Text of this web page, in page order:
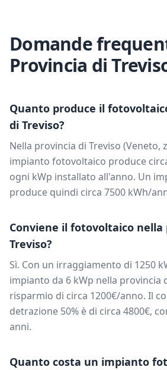
Domande
Provincia di
Quanto produce il
di Treviso?
Nella provincia di Treviso (Veneto,
impianto fotovoltaico produce
ogni kWp installato all'anno. Un
produce quindi circa 7500 kWh/
Conviene il fotovoltaico nella
Treviso?
Sì. Con un irraggiamento di 1250
impianto da 6 kWp nella provincia
risparmio di circa 1200€/anno. Il
detrazione 50% è di circa 4800€,
anni.
Quanto costa un impianto